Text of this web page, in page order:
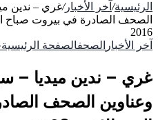
الرئيسية/ آخر الأخبار/غري – ندين
2016
آخر الأخبار الصحفالصفحة الرئيسية
غري – ندين ميديا –
وعناوين الصحف